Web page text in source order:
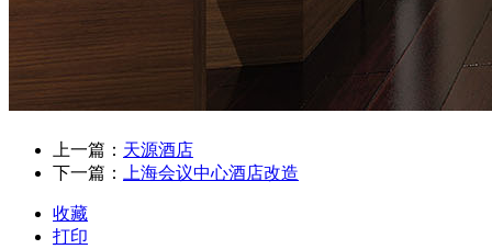
上一篇： 天源酒店
下一篇：
上海会议中心酒店改造
收藏
打印